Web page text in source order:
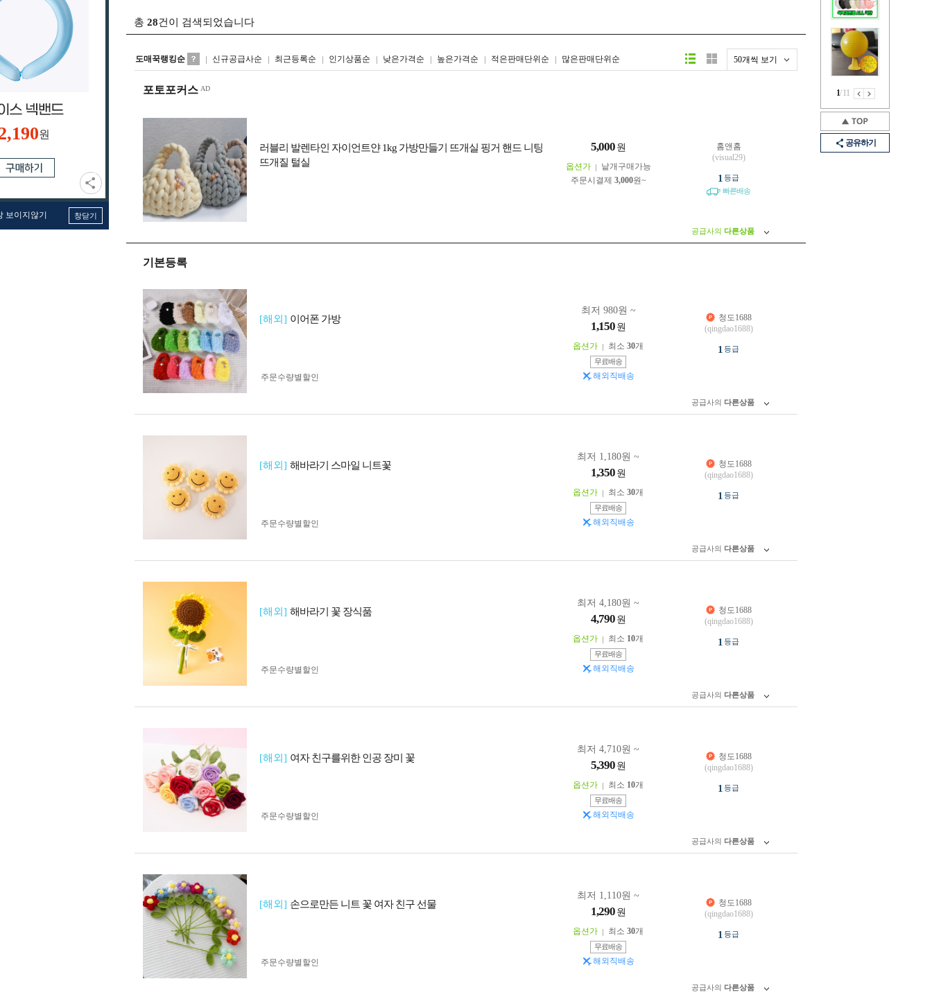
원
보이지않기 창닫기
1/11
공유하기
총 28건이 검색되었습니다
도매꾹랭킹순 신규공급사순 최근등록순 인기상품순 낮은가격순 높은가격순 적은판매단위순 많은판매단위순 50개씩 보기
리스트형갤러리형
포토포커스
러블리 발렌타인 자이언트얀 1kg 가방만들기 뜨개실 핑거 핸드 니팅
뜨개질 털실
5,000 원
옵션가
낱개구매가능
주문시결제 3,000원~
홈앤홈
(visual29)
1 등급
빠른배송
공급사의 다른상품
기본등록
[해외] 이어폰 가방
최저 980원 ~
1,150 원
옵션가 최소 30개
무료배송
해외직배송
주문수량별할인
청도1688
(qingdao1688)
1 등급
공급사의 다른상품
[해외] 해바라기 스마일 니트꽃
최저 1,180원 ~
1,350 원
옵션가 최소 30개
무료배송
해외직배송
주문수량별할인
청도1688
(qingdao1688)
1 등급
공급사의 다른상품
[해외] 해바라기 꽃 장식품
최저 4,180원 ~
4,790 원
옵션가 최소 10개
무료배송
해외직배송
주문수량별할인
청도1688
(qingdao1688)
1 등급
공급사의 다른상품
[해외] 여자 친구를위한 인공 장미 꽃
최저 4,710원 ~
5,390 원
옵션가 최소 10개
무료배송
해외직배송
주문수량별할인
청도1688
(qingdao1688)
1 등급
공급사의 다른상품
[해외] 손으로만든 니트 꽃 여자 친구 선물
최저 1,110원 ~
1,290 원
옵션가 최소 30개
무료배송
해외직배송
주문수량별할인
청도1688
(qingdao1688)
1 등급
공급사의 다른상품